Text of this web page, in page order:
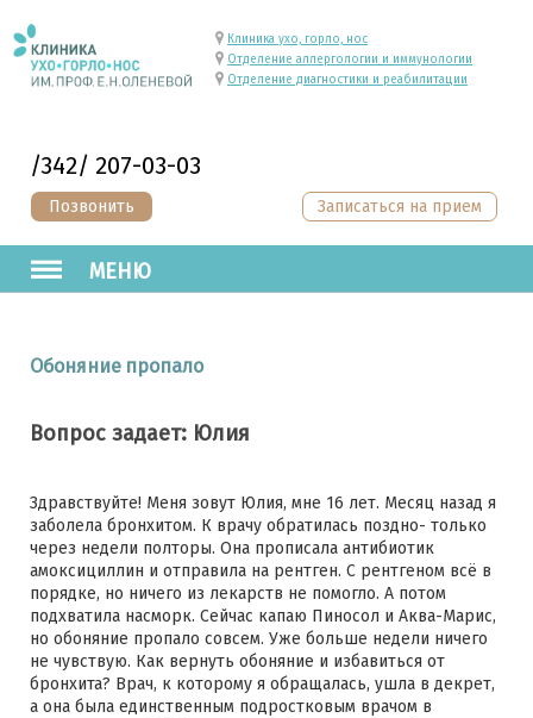
/342/ 207-03-03
Позвонить
Клиника ухо, горло, нос
Отделение аллергологии и иммунологии
Отделение диагностики и реабилитации
МЕНЮ
Записаться на прием
Обоняние пропало
Вопрос задает: Юлия
Здравствуйте! Меня зовут Юлия, мне 16 лет. Месяц назад я
заболела бронхитом. К врачу обратилась поздно- только
через недели полторы. Она прописала антибиотик
амоксициллин и отправила на рентген. С рентгеном всё в
порядке, но ничего из лекарств не помогло. А потом
подхватила насморк. Сейчас капаю Пиносол и Аква-Марис,
но обоняние пропало совсем. Уже больше недели ничего
не чувствую. Как вернуть обоняние и избавиться от
бронхита? Врач, к которому я обращалась, ушла в декрет,
а она была единственным подростковым врачом в